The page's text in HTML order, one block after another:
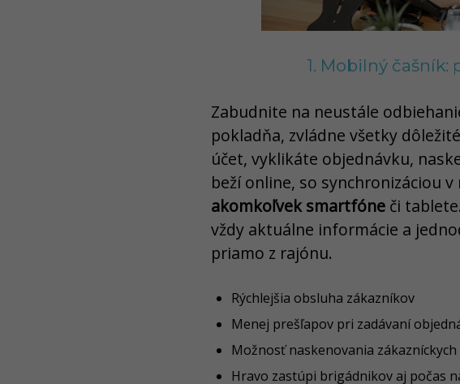
1. Mobilný čašník:
Zabudnite na neustále
pokladňa, zvládne všetky
účet, vyklikáte objednávku,
beží online, so synchronizáciou
akomkoľvek smartfóne či
vždy aktuálne informácie a
priamo z rajónu.
Rýchlejšia obsluha zákazníkov
Menej prešľapov pri zadávaní
Možnosť naskenovania
Hravo zastúpi brigádnikov aj počas